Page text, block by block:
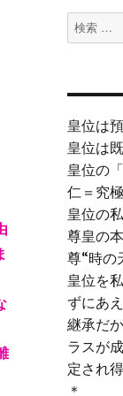
検
索
皇位は
皇位は
皇位の
仁＝究
皇位の
尊皇の
尊“時の
皇位を
ずにあ
継承だ
ラスが
定され
＊